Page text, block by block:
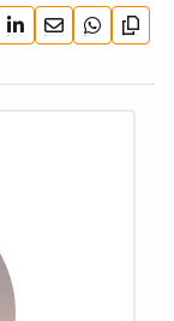
Deel
via
Deel
via
url